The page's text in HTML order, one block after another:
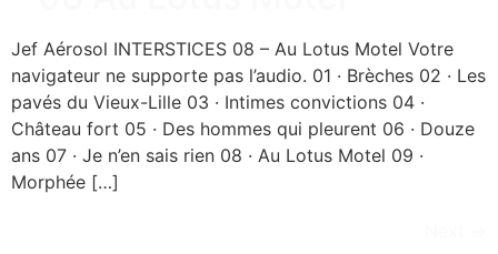
Jef Aérosol INTERSTICES 08 – Au Lotus Motel Votre
navigateur ne supporte pas l’audio. 01 · Brèches 02 · Les
pavés du Vieux-Lille 03 · Intimes convictions 04 ·
Château fort 05 · Des hommes qui pleurent 06 · Douze
ans 07 · Je n’en sais rien 08 · Au Lotus Motel 09 ·
Morphée […]